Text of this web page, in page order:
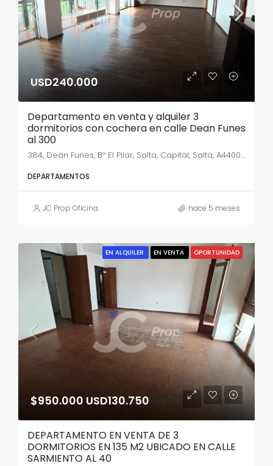
USD240.000
Departamento en venta y alquiler 3
dormitorios con cochera en calle Dean Funes
al 300
384, Deán Funes, Bº El Pilar, Salta, Capital, Salta, A4400ABL, Argentina
DEPARTAMENTOS
JC Prop Oficina hace 5 meses
EN ALQUILER EN VENTA OPORTUNIDAD
$950.000 USD130.750
DEPARTAMENTO EN VENTA DE 3
DORMITORIOS EN 135 M2 UBICADO EN CALLE
SARMIENTO AL 40